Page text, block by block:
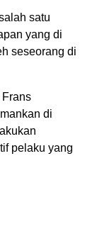
satu
yang di
seseorang di
Frans
di
pelaku yang